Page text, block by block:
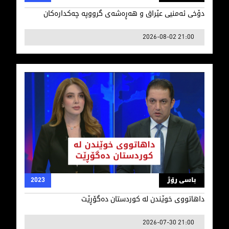
دۆخی ئه‌منیی عێراق و هه‌ڕه‌شه‌ی‌ گرووپه‌ چه‌كداره‌كان
2026-08-02 21:00
داهاتووی خوێندن لە کوردستان دەگۆڕێت
باسی رۆژ 2023
داهاتووی خوێندن لە کوردستان دەگۆڕێت
2026-07-30 21:00